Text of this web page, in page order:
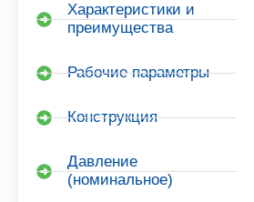
Характеристики и
преимущества
Рабочие параметры
Конструкция
Давление
(номинальное)